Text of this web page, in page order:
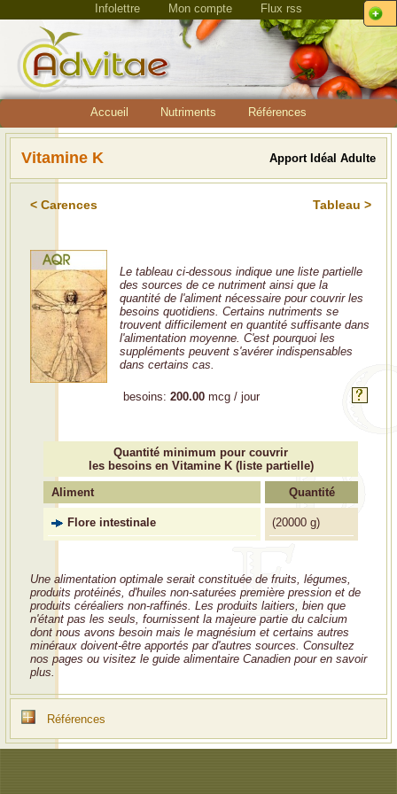
Infolettre Mon compte Flux rss
Accueil Nutriments Références
Vitamine K Apport Idéal Adulte
< Carences Tableau >
Le tableau ci-dessous indique une liste partielle
des sources de ce nutriment ainsi que la
quantité de l'aliment nécessaire pour couvrir les
besoins quotidiens. Certains nutriments se
trouvent difficilement en quantité suffisante dans
l'alimentation moyenne. C'est pourquoi les
suppléments peuvent s'avérer indispensables
dans certains cas.
besoins: 200.00 mcg / jour
Quantité minimum pour couvrir
les besoins en Vitamine K (liste partielle)
Aliment
Quantité
Flore intestinale (20000 g)
Une alimentation optimale serait constituée de fruits, légumes,
produits protéinés, d'huiles non-saturées première pression et de
produits céréaliers non-raffinés. Les produits laitiers, bien que
n'étant pas les seuls, fournissent la majeure partie du calcium
dont nous avons besoin mais le magnésium et certains autres
minéraux doivent-être apportés par d'autres sources. Consultez
nos pages ou visitez le guide alimentaire Canadien pour en savoir
plus.
Références